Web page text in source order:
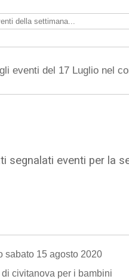
eventi del 17 Luglio nel
segnalati eventi per la
sabato 15 agosto 2020
civitanova per i bambini